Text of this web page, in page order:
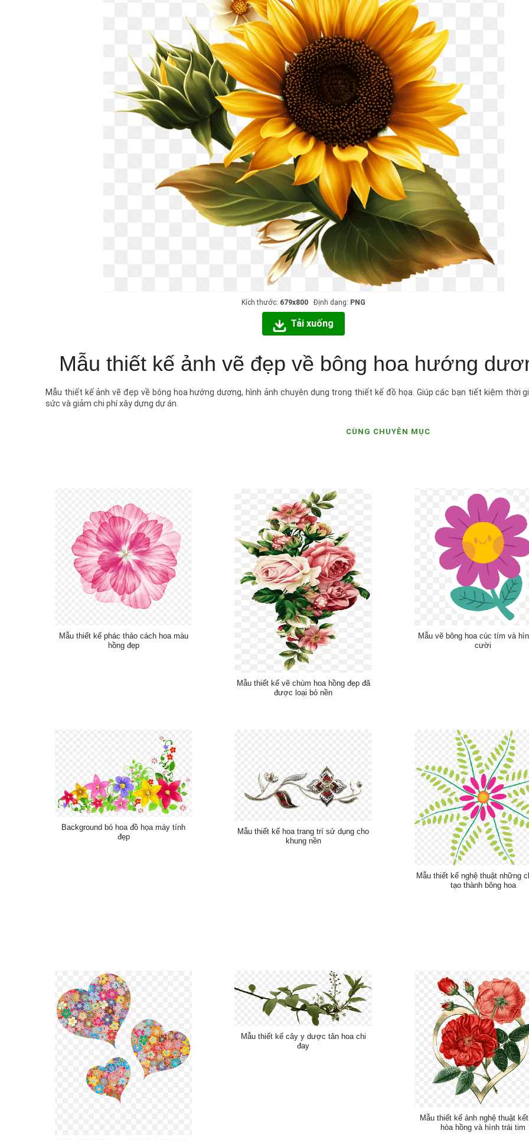
Kích thước: 679x800 Định dạng: PNG
Tải xuống
Mẫu thiết kế ảnh vẽ đẹp về bông hoa hướng
Mẫu thiết kế ảnh vẽ đẹp về bông hoa hướng dương, hình ảnh chuyên dụng trong thiết kế đồ họa. Giúp các bạn tiết kiệm thời
sức và giảm chi phí xây dựng dự án.
CÙNG CHUYÊN MỤC
Mẫu thiết kế phác thảo cách hoa màu
hồng đẹp
Mẫu thiết kế vẽ chùm hoa hồng đẹp đã
được loại bỏ nền
Mẫu vẽ bông hoa cúc tím và
cười
Background bó hoa đồ họa máy tính
đẹp
Mẫu thiết kế hoa trang trí sử dụng cho
khung nền
Mẫu thiết kế nghệ thuật những
tạo thành bông hoa
Mẫu thiết kế cây y dược tân hoa chi
đay
Mẫu thiết kế ảnh nghệ thuật
hòa hồng và hình trái tim